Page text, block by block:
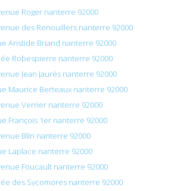
Roger nanterre 92000
des Renouillers nanterre 92000
Aristide Briand nanterre 92000
Robespierre nanterre 92000
Jean Jaurès nanterre 92000
Maurice Berteaux nanterre 92000
Verrier nanterre 92000
François 1er nanterre 92000
Blin nanterre 92000
Laplace nanterre 92000
Foucault nanterre 92000
des Sycomores nanterre 92000